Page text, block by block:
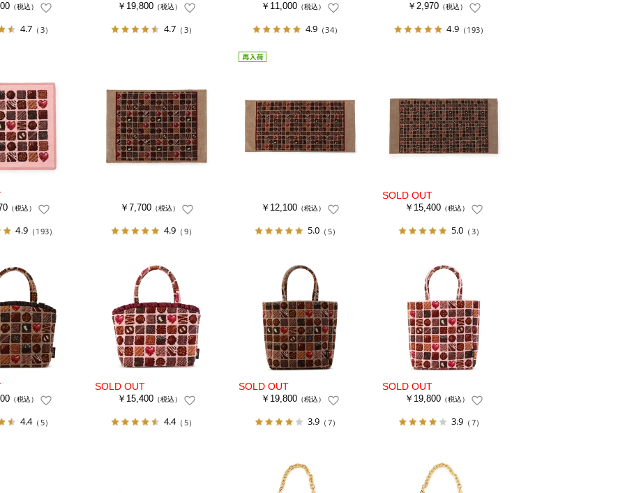
（税込）
4.7 （3）
￥19,800 （税込）
4.7 （3）
￥11,000 （税込）
4.9 （34）
￥2,970（税込）
4.9 （193）
（税込）
4.9 （193）
￥7,700（税込）
4.9 （9）
￥12,100 （税込）
5.0 （5）
￥15,400 （税込）
5.0 （3）
（税込）
4.4（5）
￥15,400 （税込）
4.4（5）
￥19,800 （税込）
3.9 （7）
￥19,800 （税込）
3.9 （7）